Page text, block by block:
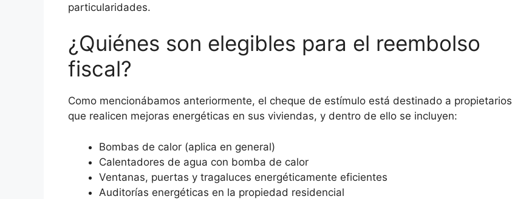
particularidades.
¿Quiénes son elegibles para el reembolso
fiscal?
Como mencionábamos anteriormente, el cheque de estímulo está destinado a propietarios
que realicen mejoras energéticas en sus viviendas, y dentro de ello se incluyen:
Bombas de calor (aplica en general)
Calentadores de agua con bomba de calor
Ventanas, puertas y tragaluces energéticamente eficientes
Auditorías energéticas en la propiedad residencial